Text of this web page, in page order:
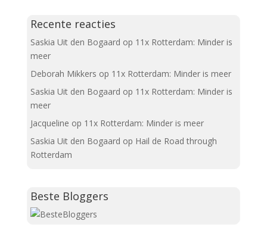
Recente reacties
Saskia Uit den Bogaard op 11x Rotterdam: Minder is
meer
Deborah Mikkers op 11x Rotterdam: Minder is meer
Saskia Uit den Bogaard op 11x Rotterdam: Minder is
meer
Jacqueline op 11x Rotterdam: Minder is meer
Saskia Uit den Bogaard op Hail de Road through
Rotterdam
Beste Bloggers